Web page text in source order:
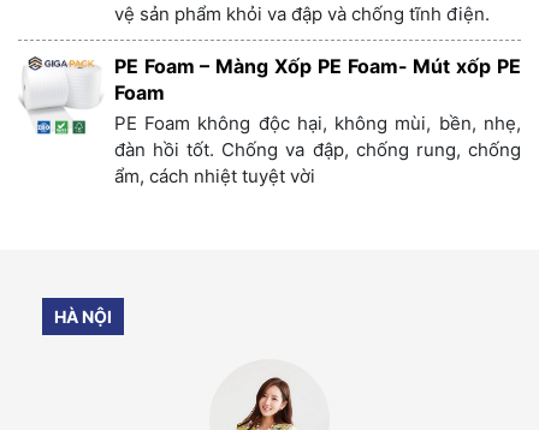
vệ sản phẩm khỏi va đập và chống tĩnh điện.
PE Foam – Màng Xốp PE Foam- Mút xốp PE
Foam
PE Foam không độc hại, không mùi, bền, nhẹ,
đàn hồi tốt. Chống va đập, chống rung, chống
ẩm, cách nhiệt tuyệt vời
HÀ NỘI